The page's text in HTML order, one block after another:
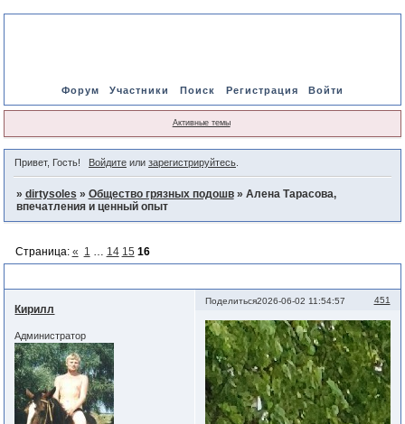
Форум Участники Поиск Регистрация Войти
Активные темы
Привет, Гость! Войдитеили зарегистрируйтесь.
» dirtysoles » Общество грязных подошв » Алена Тарасова,
впечатления и ценный опыт
Страница: « 1 … 14 15 16
Поделиться 451
2026-06-02 11:54:57
Кирилл
Администратор